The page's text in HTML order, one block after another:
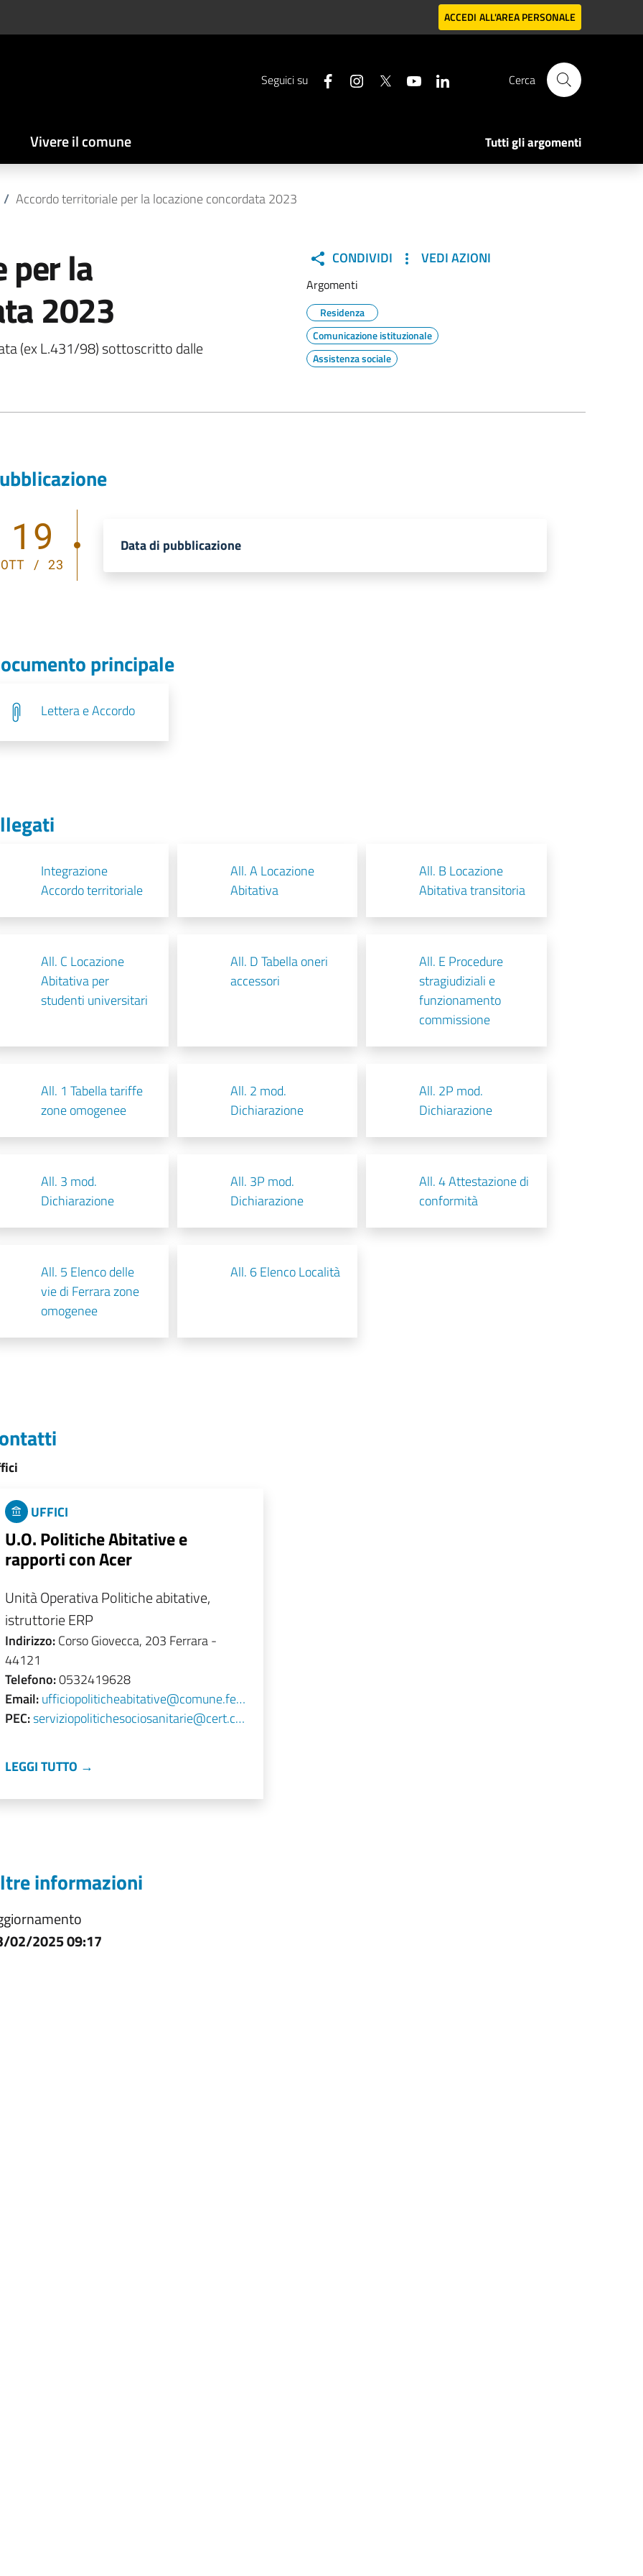
ACCEDI ALL'AREA PERSONALE
Seguici su Cerca
Vivere il comune Tutti gli argomenti
/ Accordo territoriale per la locazione concordata 2023
per la
2023
(ex L.431/98) sottoscritto dalle
CONDIVIDI VEDI AZIONI
Argomenti
Residenza
Comunicazione istituzionale
Assistenza sociale
19
OTT / 23
Data di pubblicazione
principale
Lettera e Accordo
Integrazione
Accordo territoriale
All. A Locazione
Abitativa
All. B Locazione
Abitativa transitoria
All. C Locazione
Abitativa per
studenti universitari
All. D Tabella oneri
accessori
All. E Procedure
stragiudiziali e
funzionamento
commissione
All. 1 Tabella tariffe
zone omogenee
All. 2 mod.
Dichiarazione
All. 2P mod.
Dichiarazione
All. 3 mod.
Dichiarazione
All. 3P mod.
Dichiarazione
All. 4 Attestazione di
conformità
All. 5 Elenco delle
vie di Ferrara zone
omogenee
All. 6 Elenco Località
UFFICI
U.O. Politiche Abitative e
rapporti con Acer
Unità Operativa Politiche abitative,
istruttorie ERP
Indirizzo:Corso Giovecca, 203 Ferrara -
44121
Telefono:0532419628
Email:
ufficiopoliticheabitative@comune.fe.it
PEC:
serviziopolitichesociosanitarie@cert.comune.fe.it
LEGGI TUTTO →
informazioni
02/2025 09:17